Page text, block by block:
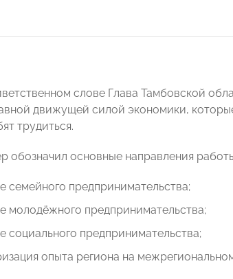
слове Глава Тамбовской
движущей силой экономики,
трудиться.
обозначил основные направления
семейного предпринимательства;
молодёжного предпринимательства;
социального предпринимательства;
опыта региона на